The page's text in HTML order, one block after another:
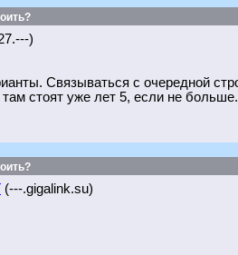
)
Связываться с очередной
там стоят уже лет 5, если не
(---.gigalink.su)